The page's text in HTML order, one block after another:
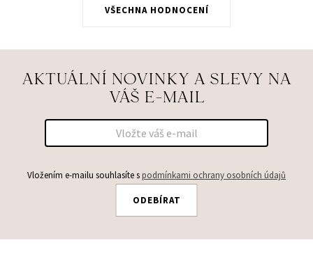
VŠECHNA HODNOCENÍ
AKTUÁLNÍ NOVINKY A SLEVY NA
VÁŠ E-MAIL
Vložením e-mailu souhlasíte spodmínkami ochrany osobních údajů
ODEBÍRAT
Z